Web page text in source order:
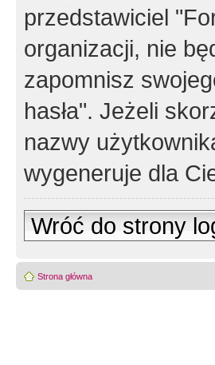
przedstawiciel
organizacji, nie
zapomnisz
hasła". Jeżeli
nazwy
wygeneruje dla
Wróć do strony
Strona główna